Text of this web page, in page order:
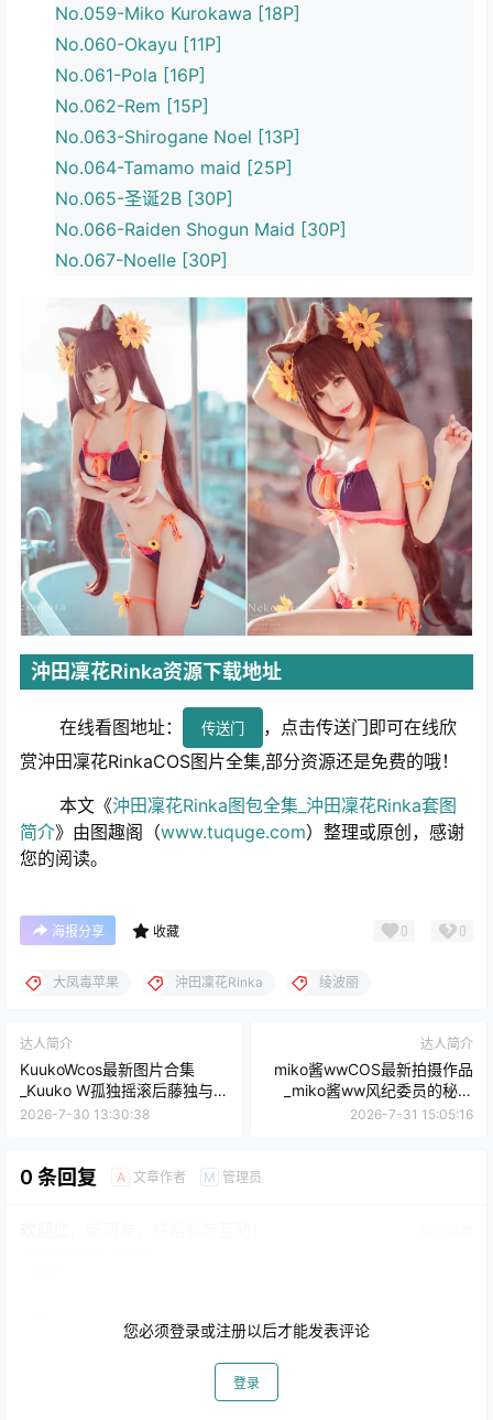
No.059-Miko Kurokawa [18P]
No.060-Okayu [11P]
No.061-Pola [16P]
No.062-Rem [15P]
No.063-Shirogane Noel [13P]
No.064-Tamamo maid [25P]
No.065-圣诞2B [30P]
No.066-Raiden Shogun Maid [30P]
No.067-Noelle [30P]
沖田凜花Rinka资源下载地址
在线看图地址： 传送门
，点击传送门即可在线欣
赏沖田凜花RinkaCOS图片全集,部分资源还是免费的哦！
本文《沖田凜花Rinka图包全集_沖田凜花Rinka套图
简介》由图趣阁（www.tuquge.com）整理或原创，感谢
您的阅读。
海报分享 收藏 0 0
大凤毒苹果 沖田凜花Rinka 绫波丽
达人简介
KuukoWcos最新图片合集
_Kuuko W孤独摇滚后藤独与申
鹤[持续更新]
2026-7-30 13:30:38
达人简介
miko酱wwCOS最新拍摄作品
_miko酱ww风纪委员的秘密
[持续更新]
2026-7-31 15:05:16
0 条回复 A 文章作者 M 管理员
您必须登录或注册以后才能发表评论
登录